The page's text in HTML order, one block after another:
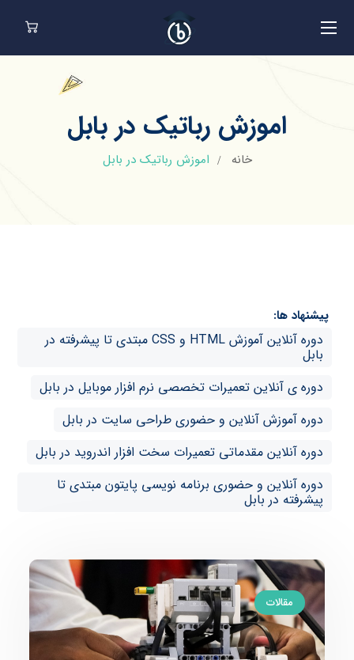
اموزش رباتیک در بابل
خانه اموزش رباتیک در بابل
پیشنهاد ها:
دوره آنلاین آموزش HTML و CSS مبتدی تا پیشرفته در
بابل
دوره ی آنلاین تعمیرات تخصصی نرم افزار موبایل در بابل
دوره آموزش آنلاین و حضوری طراحی سایت در بابل
دوره آنلاین مقدماتی تعمیرات سخت افزار اندروید در بابل
دوره آنلاین و حضوری برنامه نویسی پایتون مبتدی تا
پیشرفته در بابل
مقالات